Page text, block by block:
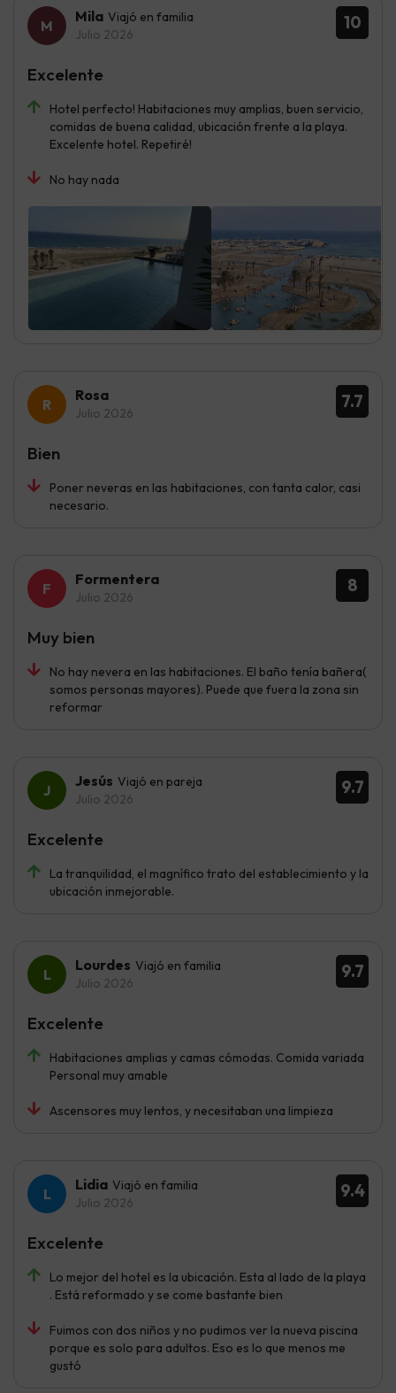
10
Mila Viajó en familia
Julio 2026
Hotel perfecto! Habitaciones muy amplias, buen servicio,
comidas de buena calidad, ubicación frente a la playa.
Excelente hotel. Repetiré!
No hay nada
Excelente
7.7
Rosa
Julio 2026
Poner neveras en las habitaciones, con tanta calor, casi
necesario.
Bien
8
Formentera
Julio 2026
No hay nevera en las habitaciones. El baño tenía bañera(
somos personas mayores). Puede que fuera la zona sin
reformar
Muy bien
9.7
Jesús Viajó en pareja
Julio 2026
La tranquilidad, el magnífico trato del establecimiento y la
ubicación inmejorable.
Excelente
9.7
Lourdes Viajó en familia
Julio 2026
Habitaciones amplias y camas cómodas. Comida variada
Personal muy amable
Ascensores muy lentos, y necesitaban una limpieza
Excelente
9.4
Lidia Viajó en familia
Julio 2026
Lo mejor del hotel es la ubicación. Esta al lado de la playa
. Está reformado y se come bastante bien
Fuimos con dos niños y no pudimos ver la nueva piscina
porque es solo para adultos. Eso es lo que menos me
gustó
Excelente